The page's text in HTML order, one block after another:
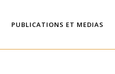
PUBLICATIONS ET MEDIAS